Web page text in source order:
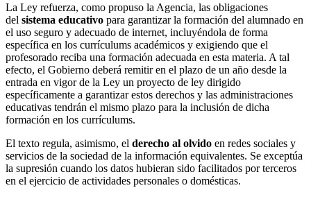
La Ley refuerza, como propuso la Agencia, las obligaciones
del sistema educativo para garantizar la formación del alumnado en
el uso seguro y adecuado de internet, incluyéndola de forma
específica en los currículums académicos y exigiendo que el
profesorado reciba una formación adecuada en esta materia. A tal
efecto, el Gobierno deberá remitir en el plazo de un año desde la
entrada en vigor de la Ley un proyecto de ley dirigido
específicamente a garantizar estos derechos y las administraciones
educativas tendrán el mismo plazo para la inclusión de dicha
formación en los currículums.
El texto regula, asimismo, el derecho al olvido en redes sociales y
servicios de la sociedad de la información equivalentes. Se exceptúa
la supresión cuando los datos hubieran sido facilitados por terceros
en el ejercicio de actividades personales o domésticas.